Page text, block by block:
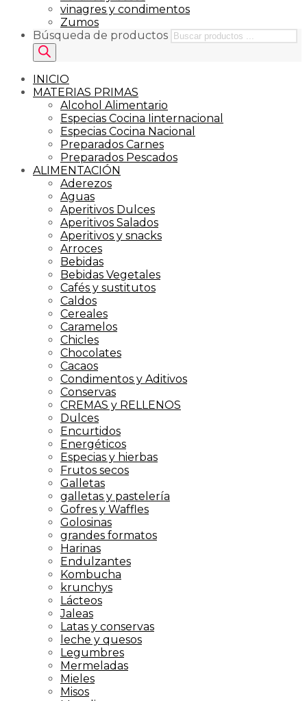
vinagres y condimentos
Zumos
Búsqueda de productos
INICIO
MATERIAS PRIMAS
Alcohol Alimentario
Especias Cocina Iinternacional
Especias Cocina Nacional
Preparados Carnes
Preparados Pescados
ALIMENTACIÓN
Aderezos
Aguas
Aperitivos Dulces
Aperitivos Salados
Aperitivos y snacks
Arroces
Bebidas
Bebidas Vegetales
Cafés y sustitutos
Caldos
Cereales
Caramelos
Chicles
Chocolates
Cacaos
Condimentos y Aditivos
Conservas
CREMAS y RELLENOS
Dulces
Encurtidos
Energéticos
Especias y hierbas
Frutos secos
Galletas
galletas y pastelería
Gofres y Waffles
Golosinas
grandes formatos
Harinas
Endulzantes
Kombucha
krunchys
Lácteos
Jaleas
Latas y conservas
leche y quesos
Legumbres
Mermeladas
Mieles
Misos